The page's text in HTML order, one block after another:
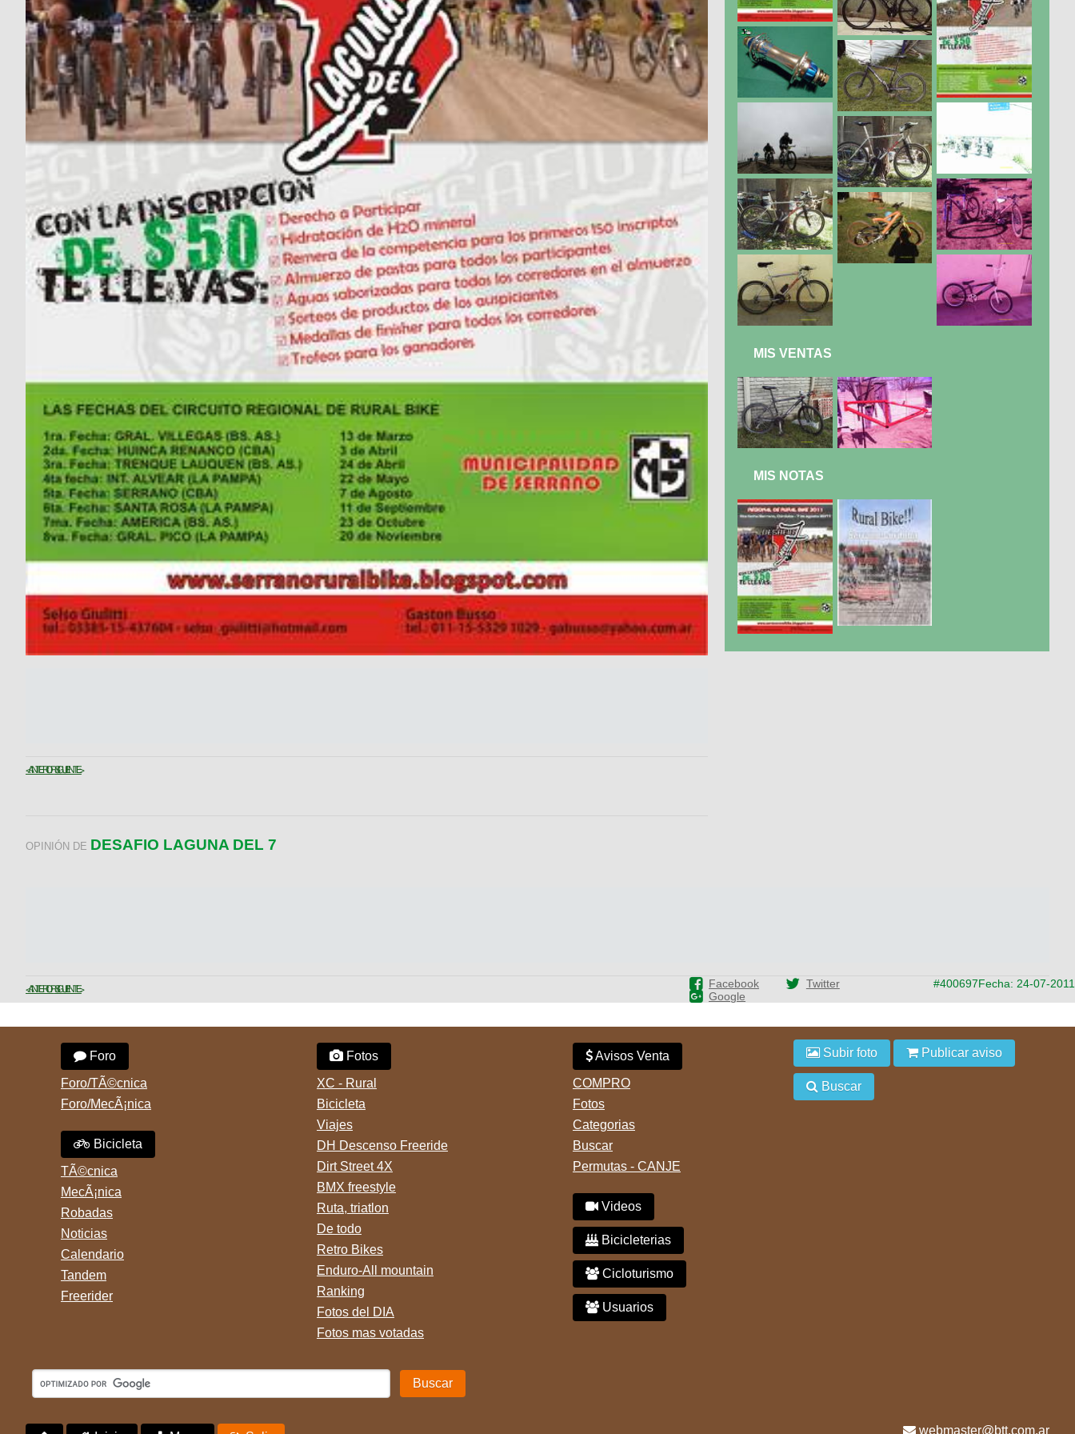
Facebook
Twitter
Google
#400697Fecha: 24-07-2011
< ANTERIORSIGUIENTE >
OPINIÓN DE DESAFIO LAGUNA DEL 7
MIS VENTAS
MIS NOTAS
< ANTERIORSIGUIENTE >
Foro
Foro/TÃ©cnica
Foro/MecÃ¡nica
Bicicleta
TÃ©cnica
MecÃ¡nica
Robadas
Noticias
Calendario
Tandem
Freerider
Fotos
XC - Rural
Bicicleta
Viajes
DH Descenso Freeride
Dirt Street 4X
BMX freestyle
Ruta, triatlon
De todo
Retro Bikes
Enduro-All mountain
Ranking
Fotos del DIA
Fotos mas votadas
Avisos Venta
COMPRO
Fotos
Categorias
Buscar
Permutas - CANJE
Videos
Bicicleterias
Cicloturismo
Usuarios
Subir foto Publicar aviso
Buscar
Buscar
webmaster@btt.com.ar